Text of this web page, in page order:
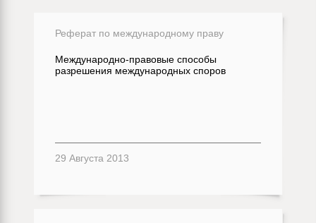
Реферат по международному праву
Международно-правовые способы
разрешения международных споров
29 Августа 2013